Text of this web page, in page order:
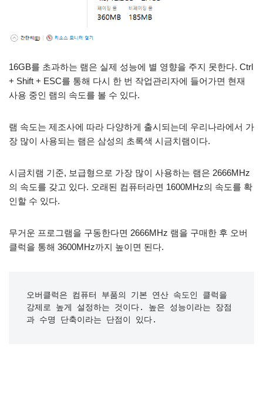
16GB를 초과하는 램은 실제 성능에 별 영향을 주지 못한다. Ctrl
+ Shift + ESC를 통해 다시 한 번 작업관리자에 들어가면 현재
사용 중인 램의 속도를 볼 수 있다.
램 속도는 제조사에 따라 다양하게 출시되는데 우리나라에서 가
장 많이 사용되는 램은 삼성의 초록색 시금치램이다.
시금치램 기준, 보급형으로 가장 많이 사용하는 램은 2666MHz
의 속도를 갖고 있다. 오래된 컴퓨터라면 1600MHz의 속도를 확
인할 수 있다.
무거운 프로그램을 구동한다면 2666MHz 램을 구매한 후 오버
클럭을 통해 3600MHz까지 높이면 된다.
오버클럭은 컴퓨터 부품의 기본 연산 속도인 클럭을
강제로 높게 설정하는 것이다. 높은 성능이라는 장점
과 수명 단축이라는 단점이 있다.